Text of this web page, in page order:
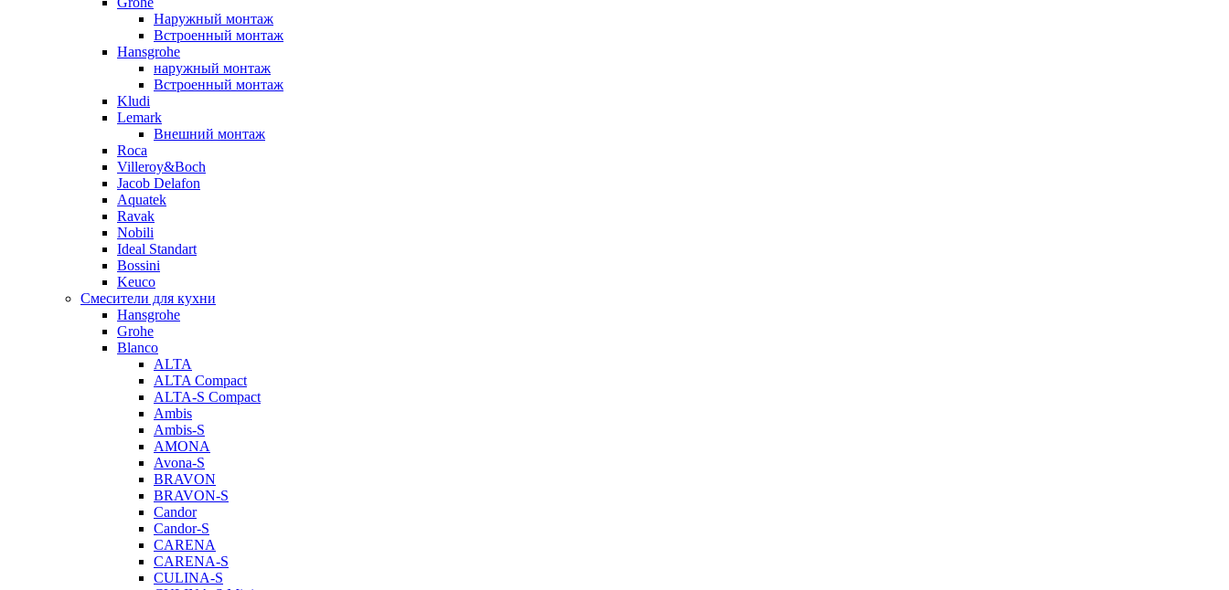
Наружный монтаж
Встроенный монтаж
Hansgrohe
наружный монтаж
Встроенный монтаж
Kludi
Lemark
Внешний монтаж
Roca
Villeroy&Boch
Jacob Delafon
Aquatek
Ravak
Nobili
Ideal Standart
Bossini
Keuco
Смесители для кухни
Hansgrohe
Grohe
Blanco
ALTA
ALTA Compact
ALTA-S Compact
Ambis
Ambis-S
AMONA
Avona-S
BRAVON
BRAVON-S
Candor
Candor-S
CARENA
CARENA-S
CULINA-S